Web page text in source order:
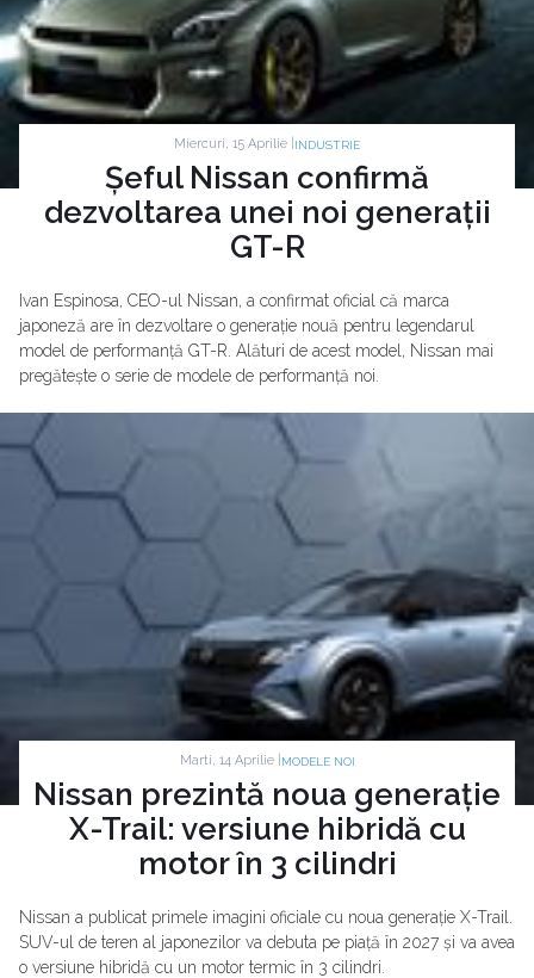
Miercuri, 15 Aprilie | INDUSTRIE
Șeful Nissan confirmă
dezvoltarea unei noi generații
GT-R
Ivan Espinosa, CEO-ul Nissan, a confirmat oficial că marca
japoneză are în dezvoltare o generație nouă pentru legendarul
model de performanță GT-R. Alături de acest model, Nissan mai
pregătește o serie de modele de performanță noi.
Marti, 14 Aprilie | MODELE NOI
Nissan prezintă noua generație
X-Trail: versiune hibridă cu
motor în 3 cilindri
Nissan a publicat primele imagini oficiale cu noua generație X-Trail.
SUV-ul de teren al japonezilor va debuta pe piață în 2027 și va avea
o versiune hibridă cu un motor termic în 3 cilindri.